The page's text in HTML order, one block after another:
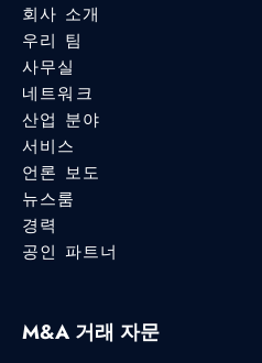
회사 소개
우리 팀
사무실
네트워크
산업 분야
서비스
언론 보도
뉴스룸
경력
공인 파트너
M&A 거래 자문